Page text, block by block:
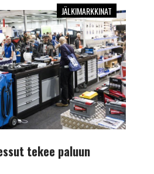
JÄLKIMARKKINAT
tekee paluun